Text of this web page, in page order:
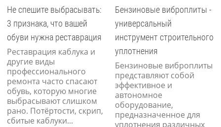
Не спешите выбрасывать:
3 признака, что вашей
обуви нужна реставрация
Реставрация каблука и
другие виды
профессионального
ремонта часто спасают
обувь, которую многие
выбрасывают слишком
рано. Потёртости, скрип,
сбитые каблуки...
Бензиновые виброплиты -
универсальный
инструмент строительного
уплотнения
Бензиновые виброплиты
представляют собой
эффективное и
автономное
оборудование,
предназначенное для
уплотнения различных